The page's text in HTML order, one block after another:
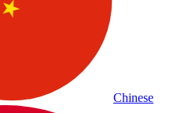
Chinese